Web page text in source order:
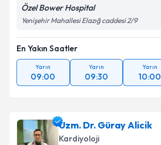
Özel Bower Hospital
Yenişehir Mahallesi Elazığ caddesi 2/9
En Yakın Saatler
Yarın
09:00
Yarın
09:30
Yarın
10:00
Uzm. Dr. Güray Alicik
Kardiyoloji